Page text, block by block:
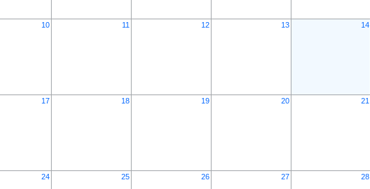
10 11 12 13 14
17 18 19 20 21
24 25 26 27 28